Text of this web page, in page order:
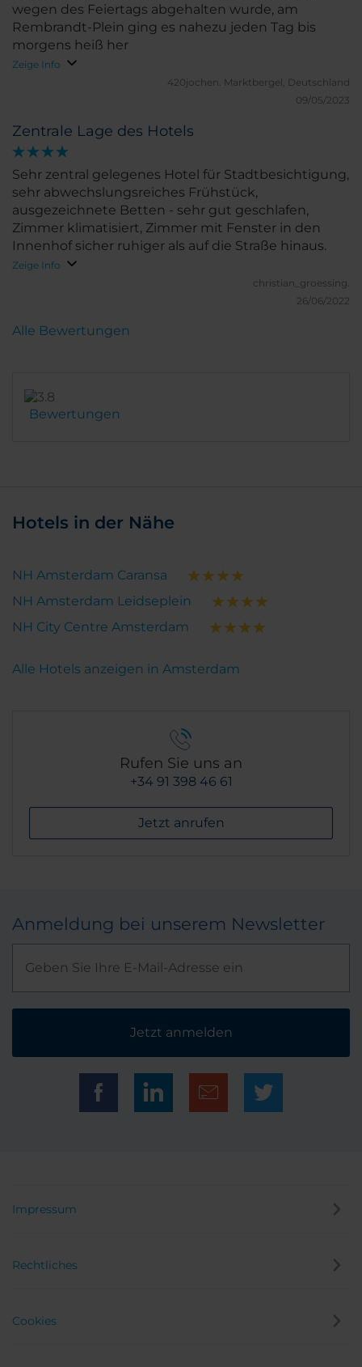
wegen des Feiertags abgehalten wurde, am
Rembrandt-Plein ging es nahezu jeden Tag bis
morgens heiß her
Zeige Info
420jochen. Marktbergel, Deutschland
09/05/2023
Zentrale Lage des Hotels
Sehr zentral gelegenes Hotel für Stadtbesichtigung,
sehr abwechslungsreiches Frühstück,
ausgezeichnete Betten - sehr gut geschlafen,
Zimmer klimatisiert, Zimmer mit Fenster in den
Innenhof sicher ruhiger als auf die Straße hinaus.
Zeige Info
christian_groessing.
26/06/2022
Bewertungen
Alle Bewertungen
Hotels in der Nähe
NH Amsterdam Caransa
NH Amsterdam Leidseplein
NH City Centre Amsterdam
Alle Hotels anzeigen in Amsterdam
Rufen Sie uns an
+34 91 398 46 61
Jetzt anrufen
Anmeldung bei unserem Newsletter
Jetzt anmelden
Impressum
Rechtliches
Cookies